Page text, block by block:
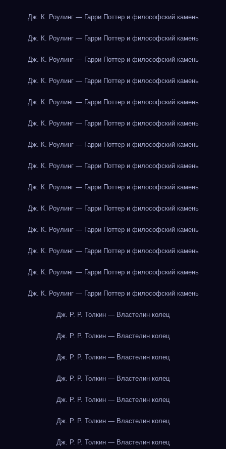
Дж. К. Роулинг — Гарри Поттер и философский камень
Дж. К. Роулинг — Гарри Поттер и философский камень
Дж. К. Роулинг — Гарри Поттер и философский камень
Дж. К. Роулинг — Гарри Поттер и философский камень
Дж. К. Роулинг — Гарри Поттер и философский камень
Дж. К. Роулинг — Гарри Поттер и философский камень
Дж. К. Роулинг — Гарри Поттер и философский камень
Дж. К. Роулинг — Гарри Поттер и философский камень
Дж. К. Роулинг — Гарри Поттер и философский камень
Дж. К. Роулинг — Гарри Поттер и философский камень
Дж. К. Роулинг — Гарри Поттер и философский камень
Дж. К. Роулинг — Гарри Поттер и философский камень
Дж. К. Роулинг — Гарри Поттер и философский камень
Дж. К. Роулинг — Гарри Поттер и философский камень
Дж. Р. Р. Толкин — Властелин колец
Дж. Р. Р. Толкин — Властелин колец
Дж. Р. Р. Толкин — Властелин колец
Дж. Р. Р. Толкин — Властелин колец
Дж. Р. Р. Толкин — Властелин колец
Дж. Р. Р. Толкин — Властелин колец
Дж. Р. Р. Толкин — Властелин колец